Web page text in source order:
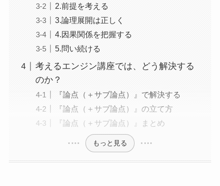
2.前提を考える
3.論理展開は正しく
4.因果関係を把握する
5.問い続ける
考えるエンジン講座では、どう解決する
のか？
『論点（＋サブ論点）』で解決する
『論点（＋サブ論点）』の立て方
『論点（＋サブ論点）』まとめ
もっと見る